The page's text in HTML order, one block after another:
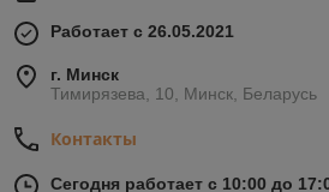
Работает с 26.05.2021
г. Минск
Тимирязева, 10, Минск, Беларусь
Контакты
Сегодня работает с 10:00 до